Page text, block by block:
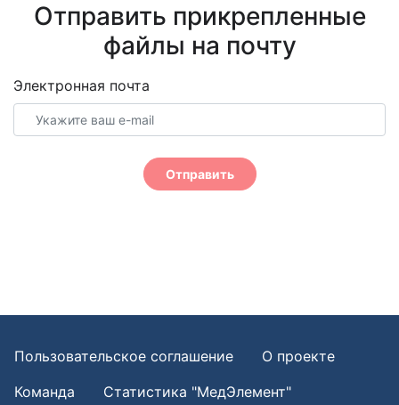
Отправить прикрепленные
файлы на почту
Электронная почта
Отправить
Пользовательское соглашение
О проекте
Команда
Статистика "МедЭлемент"